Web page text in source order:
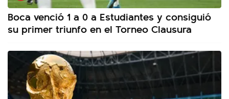
Boca venció 1 a 0 a Estudiantes y consiguió
su primer triunfo en el Torneo Clausura